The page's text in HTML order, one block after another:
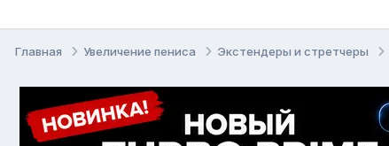
Главная Увеличение пениса Экстендеры и стретчеры